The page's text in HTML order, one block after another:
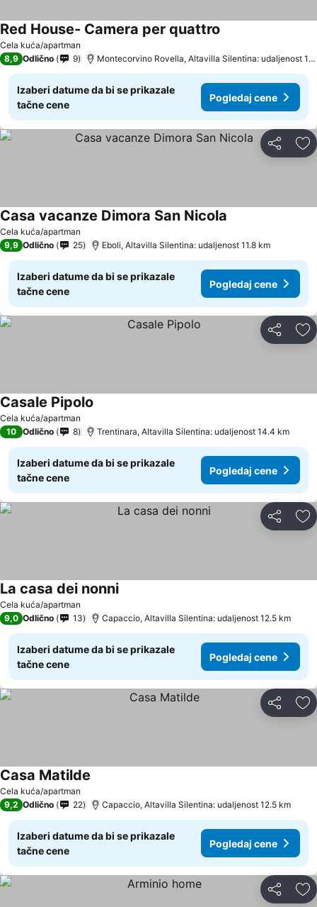
Cela kuća/apartman
Red House- Camera per quattro
8,9 Odlično 9 Montecorvino Rovella, Altavilla Silentina: udaljenost 19.3 km
Izaberi datume da bi se prikazale
tačne cene
Pogledaj cene
Deli
Cela kuća/apartman
Casa vacanze Dimora San Nicola
9,9 Odlično 25 Eboli, Altavilla Silentina: udaljenost 11.8 km
Izaberi datume da bi se prikazale
tačne cene
Pogledaj cene
Deli
Cela kuća/apartman
Casale Pipolo
10 Odlično 8 Trentinara, Altavilla Silentina: udaljenost 14.4 km
Izaberi datume da bi se prikazale
tačne cene
Pogledaj cene
Deli
Cela kuća/apartman
La casa dei nonni
9,0 Odlično 13 Capaccio, Altavilla Silentina: udaljenost 12.5 km
Izaberi datume da bi se prikazale
tačne cene
Pogledaj cene
Deli
Cela kuća/apartman
Casa Matilde
9,2 Odlično 22 Capaccio, Altavilla Silentina: udaljenost 12.5 km
Izaberi datume da bi se prikazale
tačne cene
Pogledaj cene
Deli